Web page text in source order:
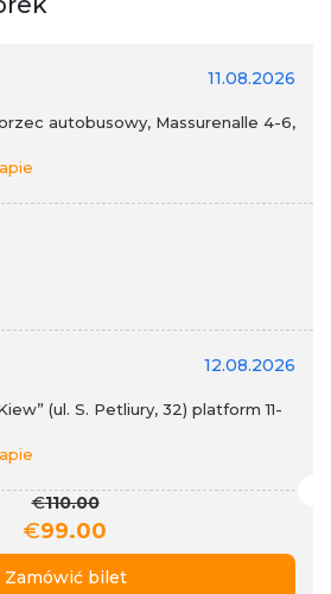
11.08.2026
autobusowy, Massurenalle 4-6,
12.08.2026
(ul. S. Petliury, 32) platform 11-
€110.00
€99.00
Zamówić bilet